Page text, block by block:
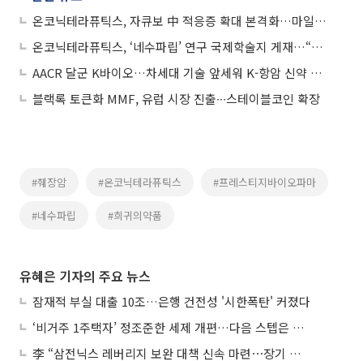
온코닉테라퓨틱스, 자큐보 中 적응증 확대 본격화…마일스톤 100만달러 추가 확보
온코닉테라퓨틱스, ‘네수파립’ 연구 국제학술지 게재…“내성 극복 가능성 제시”
AACR 달군 K바이오…차세대 기술 앞세워 K-항암 신약 존재감↑
블랙록 토큰화 MMF, 유럽 시장 진출∙∙∙스테이블코인 확장
#췌장암 #온코닉테라퓨틱스 #프레스티지바이오파마
#네수파립 #희귀의약품
유혜은 기자의 주요 뉴스
잠재적 부실 대출 10조…은행 건전성 '시한폭탄' 커졌다
‘비거주 1주택자’ 정조준한 세제 개편…다음 스텝은 금융 대책
李 “삼전닉스 레버리지 보완 대책 신속 마련⋯장기 채무 과감히 탕감”